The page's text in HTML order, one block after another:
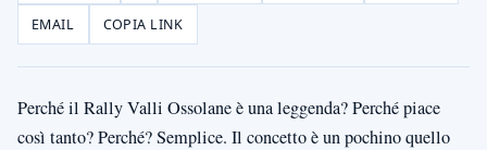
EMAIL COPIA LINK
Perché il Rally Valli Ossolane è una leggenda? Perché piace
così tanto? Perché? Semplice. Il concetto è un pochino quello